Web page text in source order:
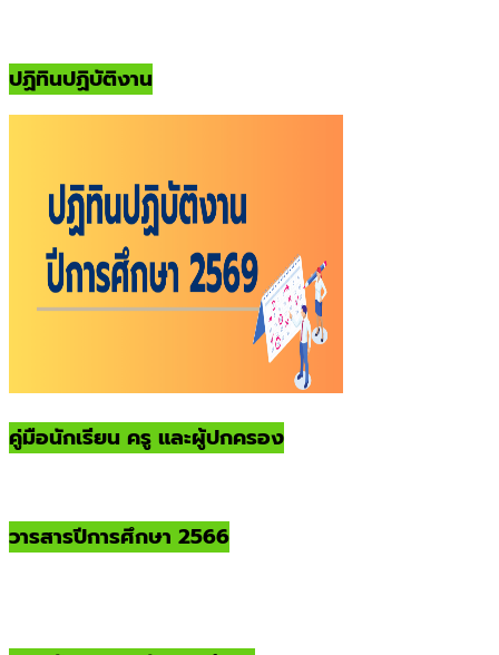
ปฏิทินปฏิบัติงาน
คู่มือนักเรียน ครู และผู้ปกครอง
วารสารปีการศึกษา 2566